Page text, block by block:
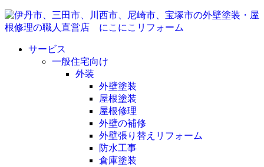
サービス
一般住宅向け
外装
外壁塗装
屋根塗装
屋根修理
外壁の補修
外壁張り替えリフォーム
防水工事
倉庫塗装